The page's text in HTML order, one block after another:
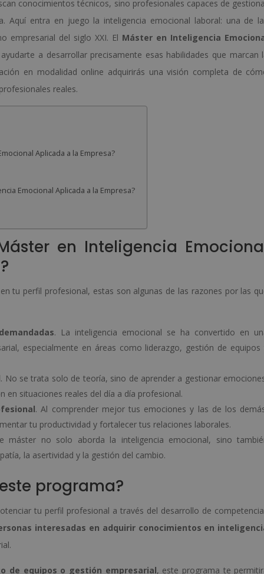
conocimientos técnicos, sino profesionales capaces de
Aquí entra en juego la inteligencia emocional laboral: una de
empresarial del siglo XXI. El Máster en Inteligencia
a desarrollar precisamente esas habilidades que marcan
en modalidad online adquirirás una visión completa de
reales.
Aplicada a la Empresa?
Emocional Aplicada a la Empresa?
en Inteligencia
tu perfil profesional, estas son algunas de las razones por las
. La inteligencia emocional se ha convertido en
especialmente en áreas como liderazgo, gestión de equipos
. No se trata solo de teoría, sino de aprender a gestionar
situaciones reales del día a día profesional.
. Al comprender mejor tus emociones y las de los
tu productividad y fortalecer tus relaciones laborales.
máster no solo aborda la inteligencia emocional, sino
la asertividad y la gestión del cambio.
programa?
tu perfil profesional a través del desarrollo de
interesadas en adquirir conocimientos en
de equipos o gestión empresarial, este programa te